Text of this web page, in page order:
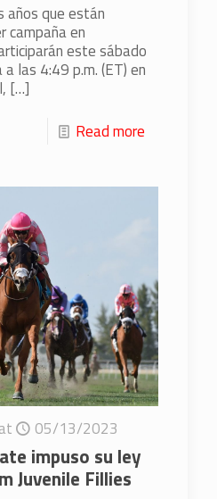
años que están
campaña en
este sábado
las 4:49 p.m. (ET) en
[…]
Read more
at 05/13/2023
impuso su ley
Juvenile Fillies